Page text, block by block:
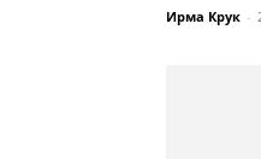
Ирма Крук -